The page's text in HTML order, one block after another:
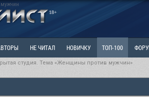
мужчин
18+
НЕ ЧИТАЛ НОВИЧКУ ТОП-100
САНЧАС Ветка: Наболевшее. Выскажись!
студия. Тема «Женщины против мужчин»